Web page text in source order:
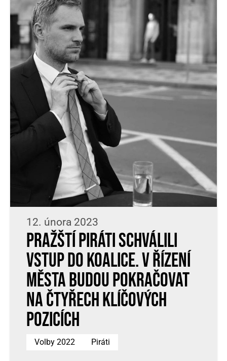
12. února 2023
Pražští Piráti schválili
vstup do koalice. V řízení
města budou pokračovat
na čtyřech klíčových
pozicích
Volby 2022 Piráti